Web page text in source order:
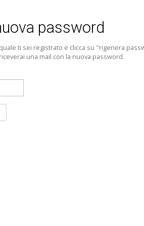
password
ti sei registrato e clicca su "rigenera
una mail con la nuova password.